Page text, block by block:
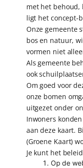
met het behoud,
ligt het concept-
Onze gemeente
bos en natuur,
vormen niet
Als gemeente
ook
Om goed voor
onze bomen
uitgezet onder
Inwoners
aan deze kaart.
(Groene Kaart)
Je kunt het
Op de